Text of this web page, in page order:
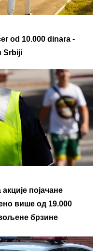
od 10.000 dinara -
Srbiji
појачане
више од 19.000
брзине